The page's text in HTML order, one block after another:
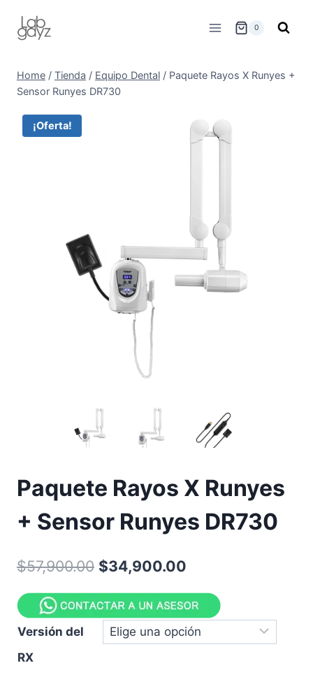
0
Home / Tienda / Equipo Dental / Paquete Rayos X Runyes +
Sensor Runyes DR730
¡Oferta!
Paquete Rayos X Runyes
+ Sensor Runyes DR730
$57,900.00 Original
price
was:
$57,900.00.
$34,900.00
price
is:
$34,900.00.
Versión del
RX